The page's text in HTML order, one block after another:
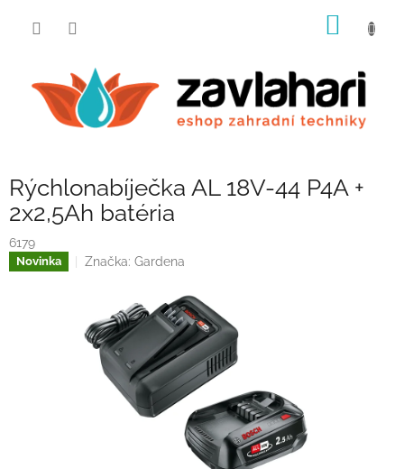
Rýchlonabíječka AL 18V-44 P4A +
2x2,5Ah batéria
6179
Novinka Značka: Gardena